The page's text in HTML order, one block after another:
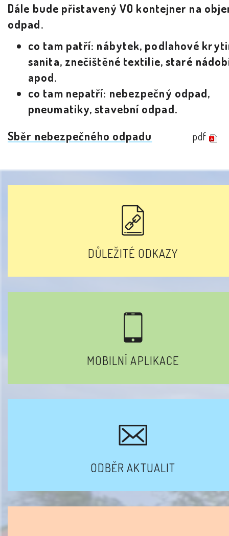
Dále bude přistavený VO kontejner na
odpad.
co tam patří: nábytek, podlahové
sanita, znečištěné textilie, staré
apod.
co tam nepatří: nebezpečný odpad,
pneumatiky, stavební odpad.
Sběr nebezpečného odpadu
pdf
DŮLEŽITÉ ODKAZY
MOBILNÍ APLIKACE
ODBĚR AKTUALIT